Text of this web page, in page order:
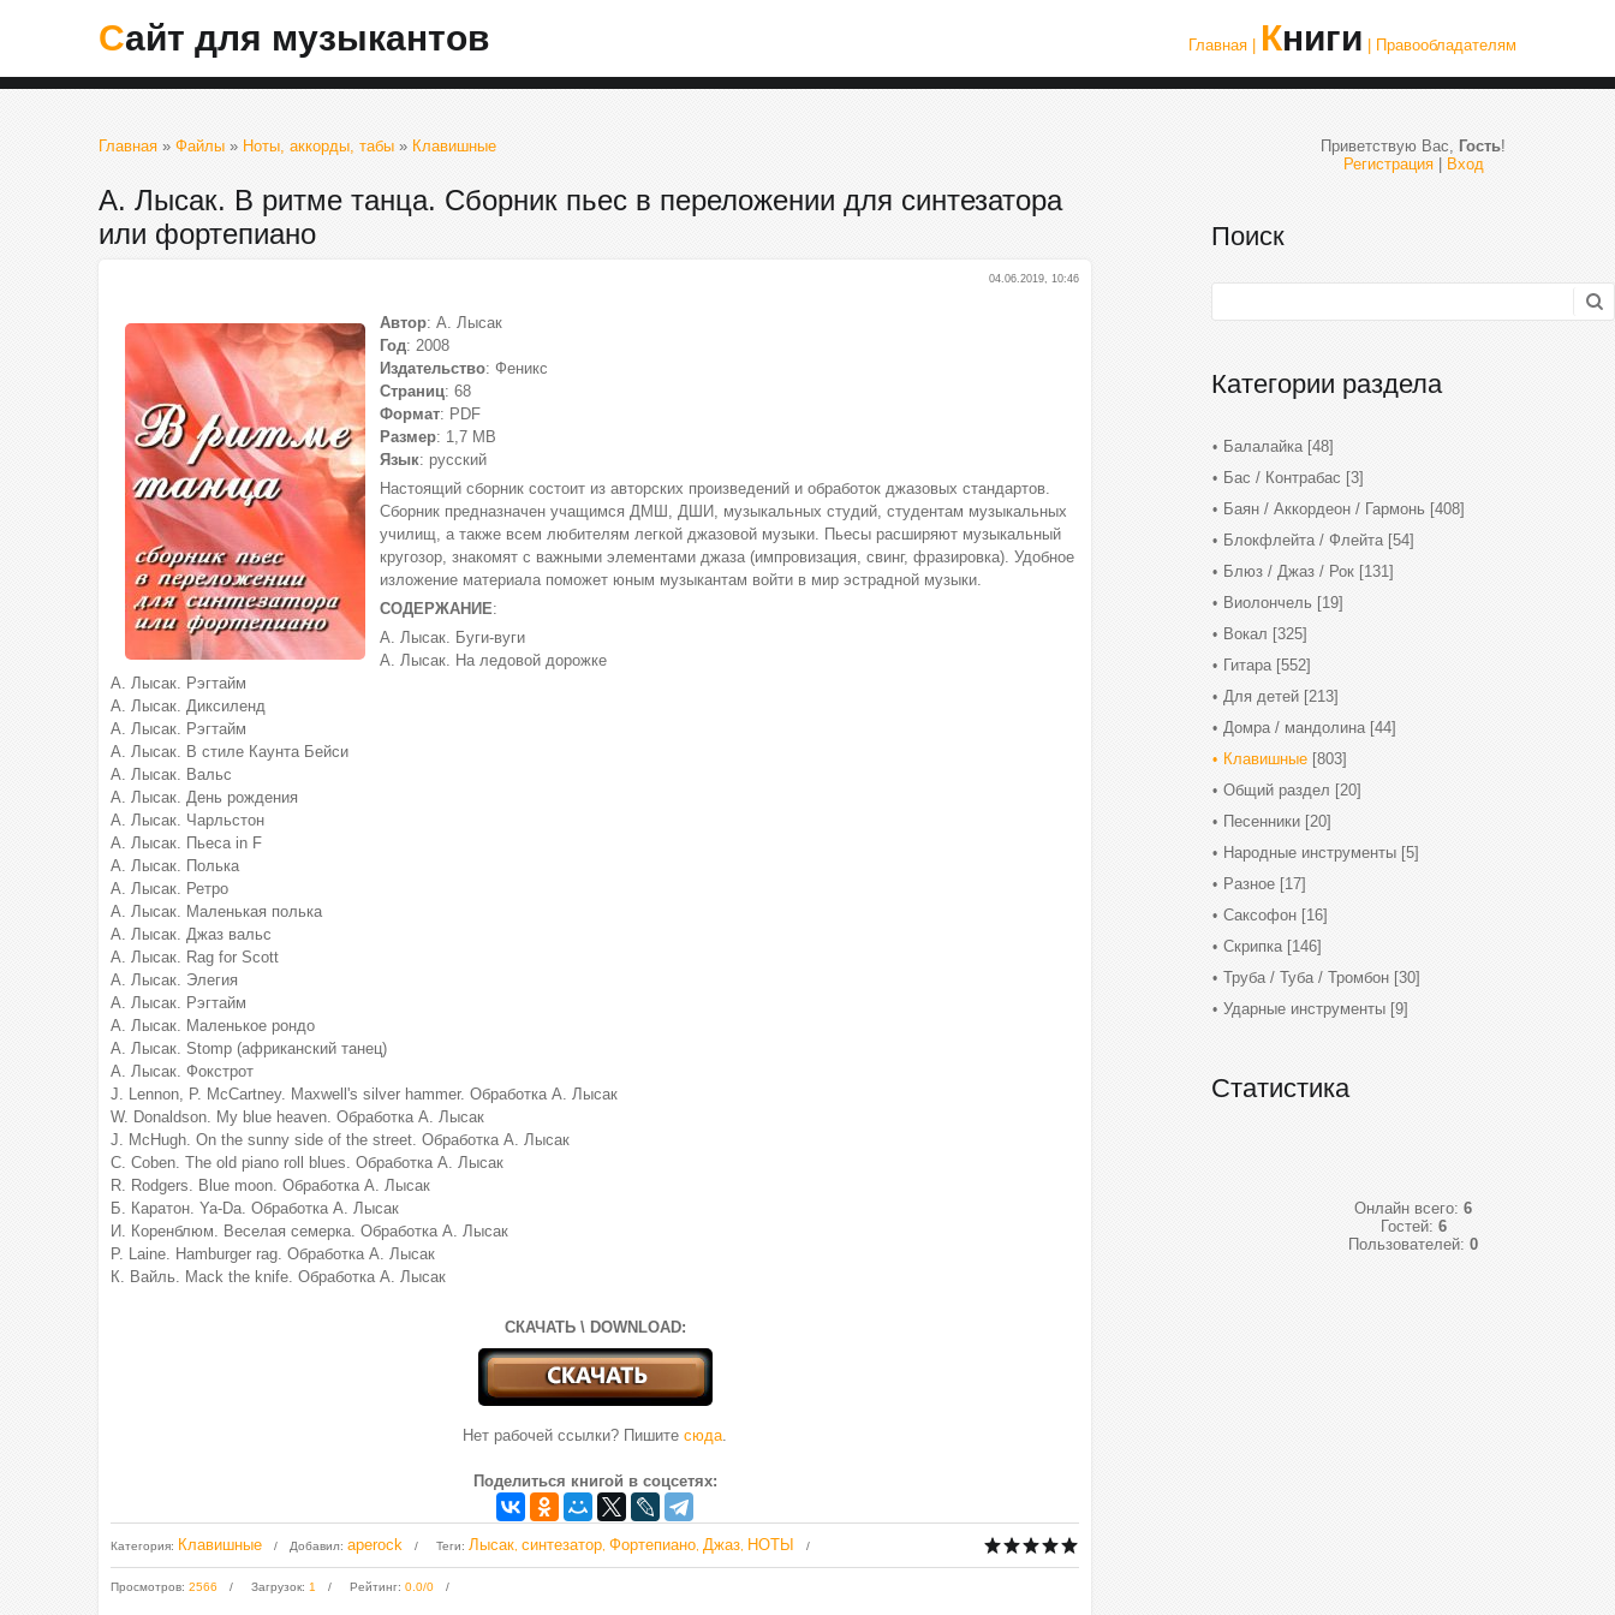
Сайт для музыкантов Главная | Книги | Правообладателям
Главная » Файлы » Ноты, аккорды, табы » Клавишные
А. Лысак. В ритме танца. Сборник пьес в переложении для синтезатора
или фортепиано
04.06.2019, 10:46
Автор: А. Лысак
Год: 2008
Издательство: Феникс
Страниц: 68
Формат: PDF
Размер: 1,7 МВ
Язык: русский
Настоящий сборник состоит из авторских произведений и обработок джазовых стандартов.
Сборник предназначен учащимся ДМШ, ДШИ, музыкальных студий, студентам музыкальных
училищ, а также всем любителям легкой джазовой музыки. Пьесы расширяют музыкальный
кругозор, знакомят с важными элементами джаза (импровизация, свинг, фразировка). Удобное
изложение материала поможет юным музыкантам войти в мир эстрадной музыки.
СОДЕРЖАНИЕ:
А. Лысак. Буги-вуги
А. Лысак. На ледовой дорожке
А. Лысак. Рэгтайм
А. Лысак. Диксиленд
А. Лысак. Рэгтайм
А. Лысак. В стиле Каунта Бейси
А. Лысак. Вальс
А. Лысак. День рождения
А. Лысак. Чарльстон
А. Лысак. Пьеса in F
А. Лысак. Полька
А. Лысак. Ретро
А. Лысак. Маленькая полька
А. Лысак. Джаз вальс
А. Лысак. Rag for Scott
А. Лысак. Элегия
А. Лысак. Рэгтайм
А. Лысак. Маленькое рондо
А. Лысак. Stomp (африканский танец)
А. Лысак. Фокстрот
J. Lennon, P. McCartney. Maxwell's silver hammer. Обработка А. Лысак
W. Donaldson. My blue heaven. Обработка А. Лысак
J. McHugh. On the sunny side of the street. Обработка А. Лысак
C. Coben. The old piano roll blues. Обработка А. Лысак
R. Rodgers. Blue moon. Обработка А. Лысак
Б. Каратон. Ya-Da. Обработка А. Лысак
И. Коренблюм. Веселая семерка. Обработка А. Лысак
P. Laine. Hamburger rag. Обработка А. Лысак
К. Вайль. Mack the knife. Обработка А. Лысак
СКАЧАТЬ \ DOWNLOAD:
Нет рабочей ссылки? Пишите сюда.
Поделиться книгой в соцсетях:
Категория: Клавишные Добавил: aperock Теги: Лысак синтезатор Фортепиано Джаз НОТЫ
Просмотров: 2566 Загрузок: 1 Рейтинг: 0.0/0
Приветствую Вас, Гость!
Регистрация| Вход
Поиск
Категории раздела
Балалайка [48]
Бас / Контрабас [3]
Баян / Аккордеон / Гармонь [408]
Блокфлейта / Флейта [54]
Блюз / Джаз / Рок [131]
Виолончель [19]
Вокал [325]
Гитара [552]
Для детей [213]
Домра / мандолина [44]
Клавишные [803]
Общий раздел [20]
Песенники [20]
Народные инструменты [5]
Разное [17]
Саксофон [16]
Скрипка [146]
Труба / Туба / Тромбон [30]
Ударные инструменты [9]
Статистика
Онлайн всего: 6
Гостей: 6
Пользователей: 0